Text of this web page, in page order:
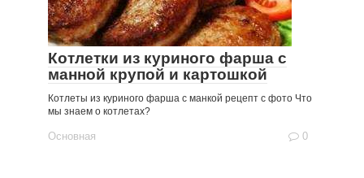
Котлетки из куриного фарша с
манной крупой и картошкой
Котлеты из куриного фарша с манкой рецепт с фото Что
мы знаем о котлетах?
Основная 0